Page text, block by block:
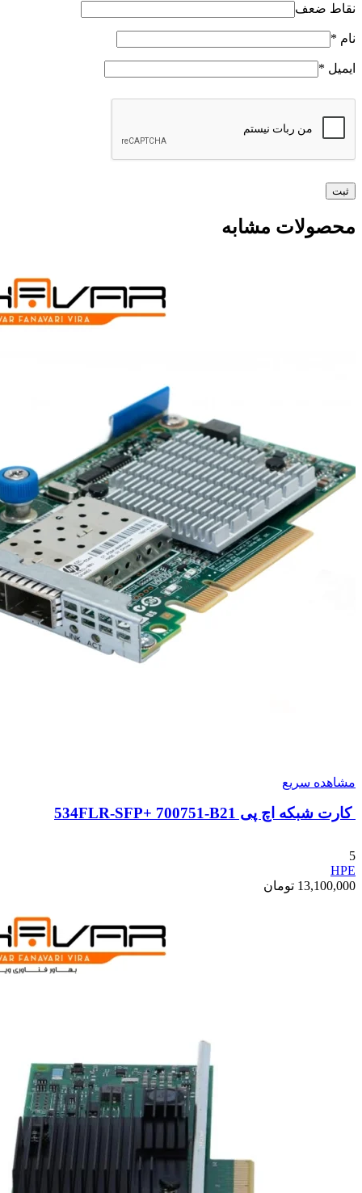
نقاط ضعف
نام *
ایمیل *
محصولات مشابه
مشاهده سریع
کارت شبکه اچ پی 534FLR-SFP+ 700751-B21
5
HPE
13,100,000 تومان